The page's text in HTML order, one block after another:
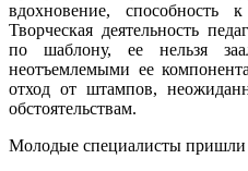
вдохновение, способность
Творческая деятельность
по шаблону, ее нельзя
неотъемлемыми ее
отход от штампов,
обстоятельствам.
Молодые специалисты пришли